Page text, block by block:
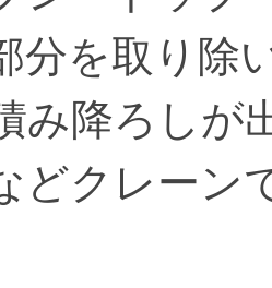
分を取り除
み降ろしが
どクレーン